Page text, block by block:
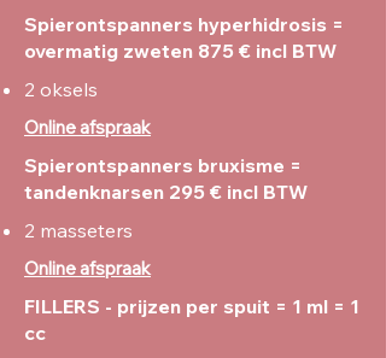
Spierontspanners hyperhidrosis =
overmatig zweten 875 € incl BTW
2 oksels
Online afspraak
Spierontspanners bruxisme =
tandenknarsen 295 € incl BTW
2 masseters
Online afspraak
FILLERS - prijzen per spuit = 1 ml = 1
cc